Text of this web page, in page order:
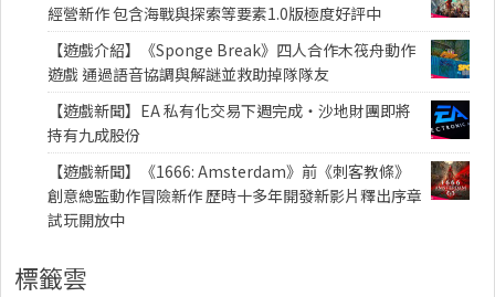
經營新作 包含海戰與探索等要素1.0版極度好評中
【遊戲介紹】《Sponge Break》四人合作木筏舟動作
遊戲 通過語音協調與解謎並救助掉隊隊友
【遊戲新聞】EA 私有化交易下週完成・沙地財團即將
持有九成股份
【遊戲新聞】《1666: Amsterdam》前《刺客教條》
創意總監動作冒險新作 歷時十多年開發新影片釋出序章
試玩開放中
標籤雲